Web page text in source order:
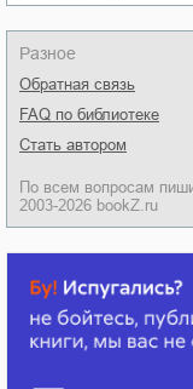
Разное
Обратная связь
FAQ по библиотеке
Стать автором
По всем вопросам
2003-2026 bookZ.ru